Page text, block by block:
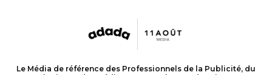
Le Média de référence des Professionnels de la Publicité, du